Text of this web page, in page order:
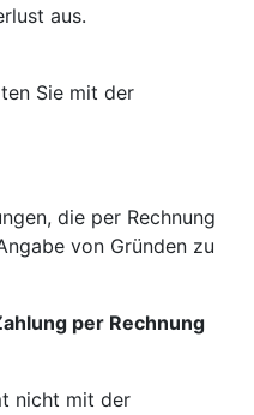
aus.
Sie mit der
die per Rechnung
von Gründen zu
per Rechnung
nicht mit der